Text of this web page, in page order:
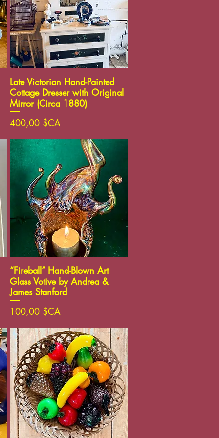
Aperçu rapide
Late Victorian Hand-Painted
Cottage Dresser with Original
Mirror (Circa 1880)
Prix
400,00 $CA
Aperçu rapide
“Fireball” Hand-Blown Art
Glass Votive by Andrea &
James Stanford
Prix
100,00 $CA